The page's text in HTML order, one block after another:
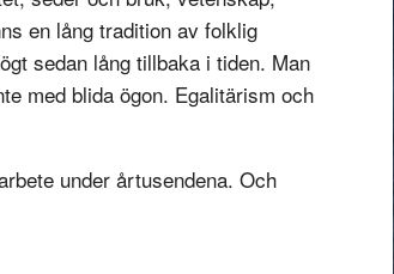
en lång tradition av folklig
sedan lång tillbaka i tiden. Man
med blida ögon. Egalitärism och
under årtusendena. Och